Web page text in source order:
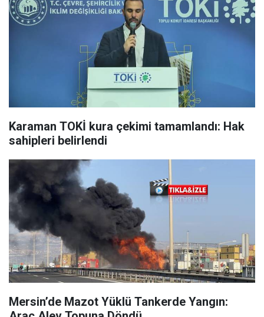
Karaman TOKİ kura çekimi tamamlandı: Hak
sahipleri belirlendi
Mersin’de Mazot Yüklü Tankerde Yangın: